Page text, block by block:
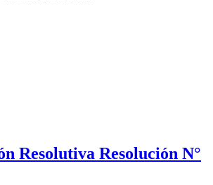
Resolutiva Resolución N°